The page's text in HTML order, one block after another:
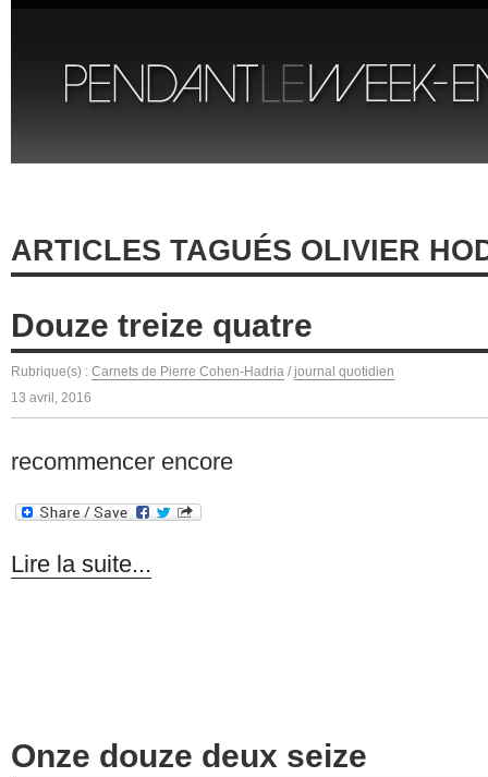
ARTICLES TAGUÉS OLIVIER
Douze treize quatre
Rubrique(s) : Carnets de Pierre Cohen-Hadria / journal quotidien
13 avril, 2016
recommencer encore
Lire la suite...
Onze douze deux seize